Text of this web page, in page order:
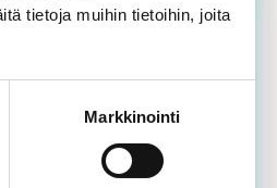
tietoja muihin tietoihin, joita
Markkinointi